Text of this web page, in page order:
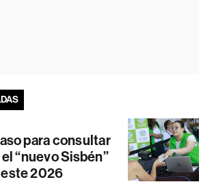
para consultar
“nuevo Sisbén”
2026